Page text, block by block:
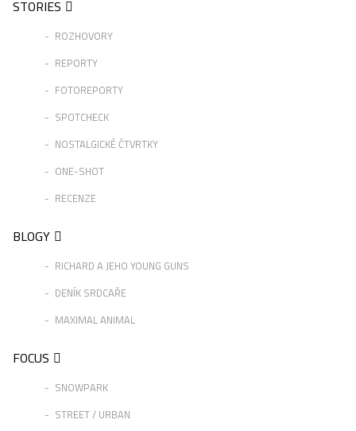
STORIES
ROZHOVORY
REPORTY
FOTOREPORTY
SPOTCHECK
NOSTALGICKÉ ČTVRTKY
ONE-SHOT
RECENZE
BLOGY
RICHARD A JEHO YOUNG GUNS
DENÍK SRDCAŘE
MAXIMAL ANIMAL
FOCUS
SNOWPARK
STREET / URBAN